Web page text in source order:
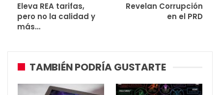
Eleva REA tarifas,
pero no la calidad y
más…
Revelan Corrupción
en el PRD
TAMBIÉN PODRÍA GUSTARTE